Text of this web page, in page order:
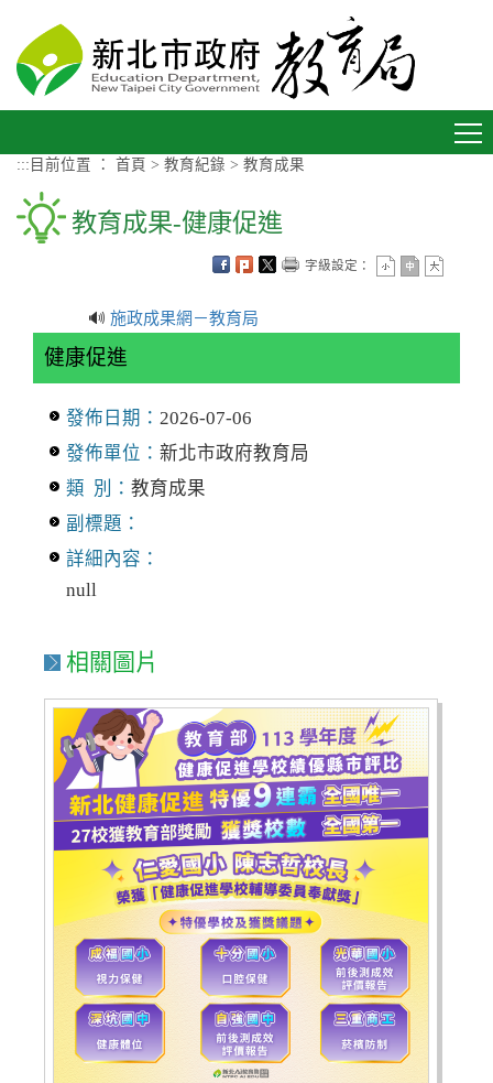
::: 目前位置 ： 首頁 > 教育紀錄 > 教育成果
教育成果-健康促進
字級設定：
🔊 施政成果網－教育局
健康促進
發佈日期： 2026-07-06
發佈單位： 新北市政府教育局
類 別： 教育成果
副標題：
詳細內容：
null
相關圖片